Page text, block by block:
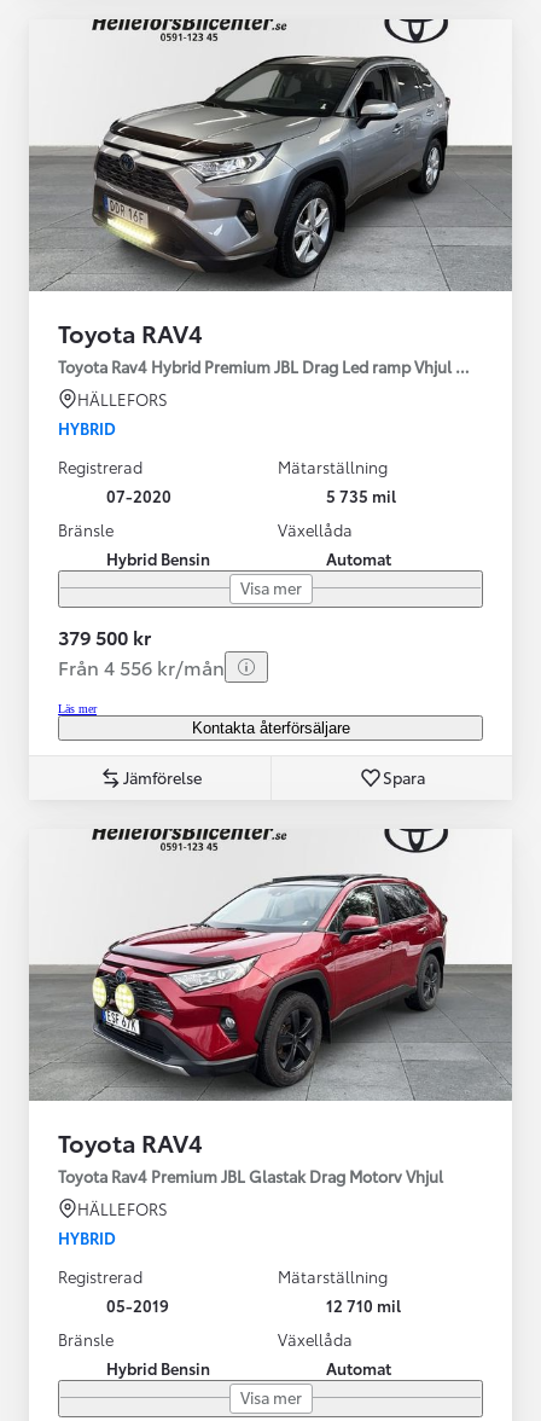
Toyota RAV4
Toyota Rav4 Hybrid Premium JBL Drag Led ramp Vhjul motorv
HÄLLEFORS
HYBRID
Registrerad
07-2020
Mätarställning
5 735 mil
Bränsle
Hybrid Bensin
Växellåda
Automat
Visa mer
379 500 kr
Från 4 556 kr/mån
Läs mer
Kontakta återförsäljare
Jämförelse Spara
Toyota RAV4
Toyota Rav4 Premium JBL Glastak Drag Motorv Vhjul
HÄLLEFORS
HYBRID
Registrerad
05-2019
Mätarställning
12 710 mil
Bränsle
Hybrid Bensin
Växellåda
Automat
Visa mer